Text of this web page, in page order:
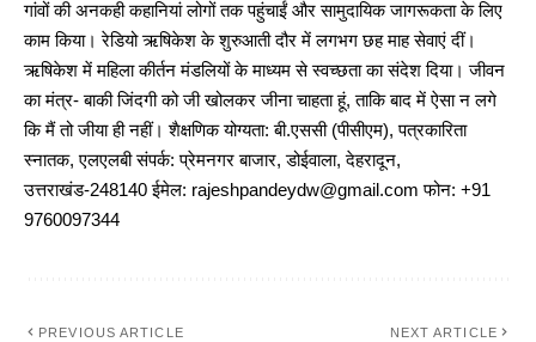
गांवों की अनकही कहानियां लोगों तक पहुंचाईं और सामुदायिक जागरूकता के लिए
काम किया। रेडियो ऋषिकेश के शुरुआती दौर में लगभग छह माह सेवाएं दीं।
ऋषिकेश में महिला कीर्तन मंडलियों के माध्यम से स्वच्छता का संदेश दिया। जीवन
का मंत्र- बाकी जिंदगी को जी खोलकर जीना चाहता हूं, ताकि बाद में ऐसा न लगे
कि मैं तो जीया ही नहीं। शैक्षणिक योग्यता: बी.एससी (पीसीएम), पत्रकारिता
स्नातक, एलएलबी संपर्क: प्रेमनगर बाजार, डोईवाला, देहरादून,
उत्तराखंड-248140 ईमेल: rajeshpandeydw@gmail.com फोन: +91
9760097344
PREVIOUS ARTICLE NEXT ARTICLE